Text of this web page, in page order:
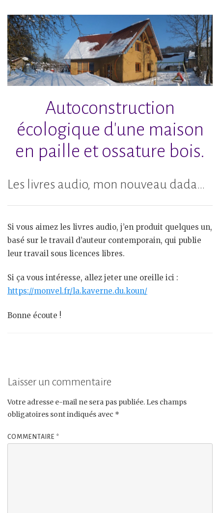
Accéder
au
contenu
principal
Autoconstruction
écologique d'une maison
en paille et ossature bois.
Les livres audio, mon nouveau dada…
Si vous aimez les livres audio, j’en produit quelques un,
basé sur le travail d’auteur contemporain, qui publie
leur travail sous licences libres.
Si ça vous intéresse, allez jeter une oreille ici :
https://monvel.fr/la.kaverne.du.koun/
Bonne écoute !
Laisser un commentaire
Votre adresse e-mail ne sera pas publiée. Les champs
obligatoires sont indiqués avec *
COMMENTAIRE *